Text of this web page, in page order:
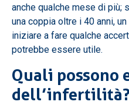
anche qualche mese di più;
una coppia oltre i 40 anni,
iniziare a fare qualche
potrebbe essere utile.
Quali possono
dell’infertilità?